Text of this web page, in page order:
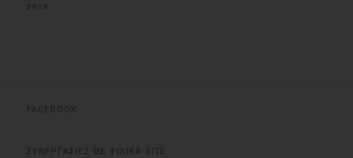
2018
FACEBOOK
ΣΥΝΕΡΓΑΣΙΕΣ ΜΕ ΦΙΛΙΚΑ SITE